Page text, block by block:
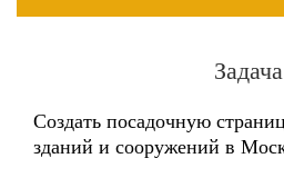
Задача
Создать посадочную
зданий и сооружений в